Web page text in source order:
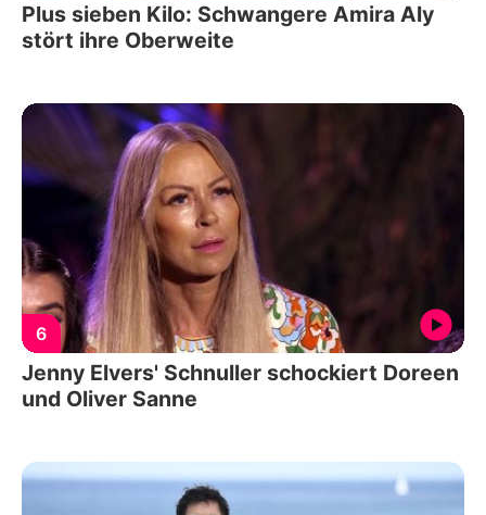
Plus sieben Kilo: Schwangere Amira Aly
stört ihre Oberweite
6
Jenny Elvers' Schnuller schockiert Doreen
und Oliver Sanne